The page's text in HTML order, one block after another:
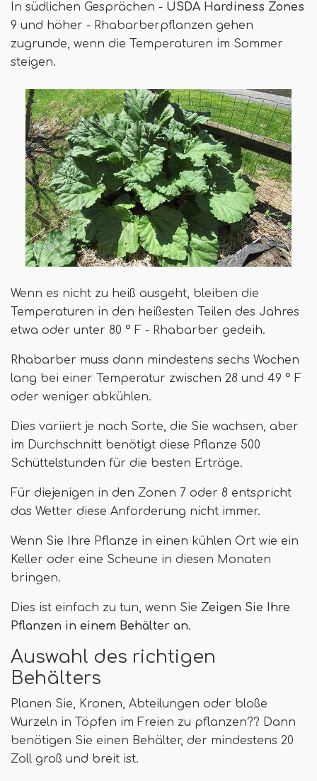
In südlichen Gesprächen - USDA Hardiness Zones
9 und höher - Rhabarberpflanzen gehen
zugrunde, wenn die Temperaturen im Sommer
steigen.
Wenn es nicht zu heiß ausgeht, bleiben die
Temperaturen in den heißesten Teilen des Jahres
etwa oder unter 80 ° F - Rhabarber gedeih.
Rhabarber muss dann mindestens sechs Wochen
lang bei einer Temperatur zwischen 28 und 49 ° F
oder weniger abkühlen.
Dies variiert je nach Sorte, die Sie wachsen, aber
im Durchschnitt benötigt diese Pflanze 500
Schüttelstunden für die besten Erträge.
Für diejenigen in den Zonen 7 oder 8 entspricht
das Wetter diese Anforderung nicht immer.
Wenn Sie Ihre Pflanze in einen kühlen Ort wie ein
Keller oder eine Scheune in diesen Monaten
bringen.
Dies ist einfach zu tun, wenn Sie Zeigen Sie Ihre
Pflanzen in einem Behälter an.
Auswahl des richtigen
Behälters
Planen Sie, Kronen, Abteilungen oder bloße
Wurzeln in Töpfen im Freien zu pflanzen?? Dann
benötigen Sie einen Behälter, der mindestens 20
Zoll groß und breit ist.